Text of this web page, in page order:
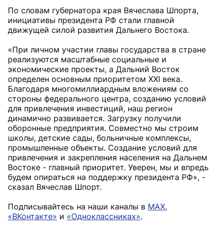
По словам губернатора края Вячеслава Шпорта,
инициативы президента РФ стали главной
движущей силой развития Дальнего Востока.
«При личном участии главы государства в стране
реализуются масштабные социальные и
экономические проекты, а Дальний Восток
определен основным приоритетом XXI века.
Благодаря многомиллиардным вложениям со
стороны федерального центра, созданию условий
для привлечения инвестиций, наш регион
динамично развивается. Загрузку получили
оборонные предприятия. Совместно мы строим
школы, детские сады, больничные комплексы,
промышленные объекты. Создание условий для
привлечения и закрепления населения на Дальнем
Востоке - главный приоритет. Уверен, мы и впредь
будем опираться на поддержку президента РФ», -
сказал Вячеслав Шпорт.
Подписывайтесь на наши каналы в MAX,
«ВКонтакте» и «Одноклассниках».